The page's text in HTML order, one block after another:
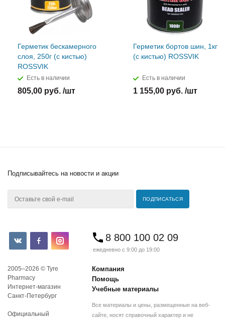
Герметик бескамерного
слоя, 250г (с кистью)
ROSSVIK
Есть в наличии
805,00 руб. /шт
Герметик бортов шин, 1кг
(с кистью) ROSSVIK
Есть в наличии
1 155,00 руб. /шт
Подписывайтесь на новости и акции
8 800 100 02 09
ежедневно с 9:00 до 19:00
2005–2026 © Tyre
Pharmacy
Интернет-магазин
Санкт-Петербург
Официальный
Компания
Помощь
Учебные материалы
Все материалы и цены, размещенные на веб-
сайте, носят справочный характер и не